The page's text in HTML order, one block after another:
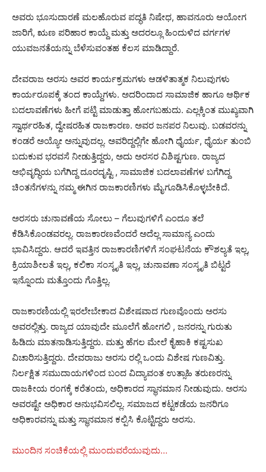
ಅವರು ಭೂಸುದಾರಣೆ ಮಲಹೊರುವ ಪದ್ಧತಿ ನಿಷೇಧ, ಹಾವನೂರು ಆಯೋಗ
ಜಾರಿಗೆ, ಋಣ ಪರಿಹಾರ ಕಾಯ್ದೆ ಮತ್ತು ಅದರಲ್ಲೂ ಹಿಂದುಳಿದ ವರ್ಗಗಳ
ಯುವಜನತೆಯನ್ನು ಬೆಳೆಸುವಂತಹ ಕೆಲಸ ಮಾಡಿದ್ದಾರೆ.
ದೇವರಾಜ ಅರಸು ಅವರ ಕಾರ್ಯಕ್ರಮಗಳು ಆಡಳಿತಾತ್ಮಕ ನಿಲುವುಗಳು
ಕಾರ್ಯರೂಪಕ್ಕೆ ತಂದ ಕಾಯ್ದೆಗಳು. ಅದರಿಂದಾದ ಸಾಮಾಜಿಕ ಹಾಗೂ ಆರ್ಥಿಕ
ಬದಲಾವಣೆಗಳು ಹೀಗೆ ಪಟ್ಟಿ ಮಾಡುತ್ತಾ ಹೋಗಬಹುದು. ಎಲ್ಲಕ್ಕಿಂತ ಮುಖ್ಯವಾಗಿ
ಸ್ವಾರ್ಥರಹಿತ, ದ್ವೇಷರಹಿತ ರಾಜಕಾರಣ. ಅವರ ಜನಪರ ನಿಲುವು. ಬಡವರನ್ನು
ಕಂಡರೆ ಅಯ್ಯೋ ಅನ್ನುವುದಲ್ಲ. ಅವರಿದ್ದಲ್ಲಿಗೇ ಹೋಗಿ ಧೈರ್ಯ, ಧೈರ್ಯ ತುಂಬಿ
ಬದುಕುವ ಭರವಸೆ ನೀಡುತ್ತಿದ್ದರು, ಅದು ಅರಸರ ವಿಶಿಷ್ಟಗುಣ. ರಾಜ್ಯದ
ಅಭಿವೃದ್ಧಿಯ ಬಗೆಗಿದ್ದ ದೂರದೃಷ್ಟಿ , ಸಾಮಾಜಿಕ ಬದಲಾವಣೆಗಳ ಬಗೆಗಿದ್ದ
ಚಿಂತನೆಗಳನ್ನು ನಮ್ಮ ಈಗಿನ ರಾಜಕಾರಣಿಗಳು ಮೈಗೂಡಿಸಿಕೊಳ್ಳಬೇಕಿದೆ.
ಅರಸರು ಚುನಾವಣೆಯ ಸೋಲು – ಗೆಲುವುಗಳಿಗೆ ಎಂದೂ ತಲೆ
ಕೆಡಿಸಿಕೊಂಡವರಲ್ಲ. ರಾಜಕಾರಣವೆಂದರೆ ಅದೆಲ್ಲ ಸಾಮಾನ್ಯ ಎಂದು
ಭಾವಿಸಿದ್ದರು. ಆದರೆ ಇವತ್ತಿನ ರಾಜಕಾರಣಿಗಳಿಗೆ ಸಂಘಟನೆಯ ಕೌಶಲ್ಯತೆ ಇಲ್ಲ,
ಕ್ರಿಯಾಶೀಲತೆ ಇಲ್ಲ, ಕಲಿಕಾ ಸಂಸ್ಕೃತಿ ಇಲ್ಲ, ಚುನಾವಣಾ ಸಂಸ್ಕೃತಿ ಬಿಟ್ಟರೆ
ಇನ್ನೊಂದು ಮತ್ತೊಂದು ಗೊತ್ತಿಲ್ಲ.
ರಾಜಕಾರಣಿಯಲ್ಲಿ ಇರಲೇಬೇಕಾದ ವಿಶೇಷವಾದ ಗುಣವೊಂದು ಅರಸು
ಅವರಲ್ಲಿತ್ತು. ರಾಜ್ಯದ ಯಾವುದೇ ಮೂಲೆಗೆ ಹೋಗಲಿ , ಜನರನ್ನು ಗುರುತು
ಹಿಡಿದು ಮಾತನಾಡಿಸುತ್ತಿದ್ದರು. ಮತ್ತು ಹೆಗಲ ಮೇಲೆ ಕೈಹಾಕಿ ಕಷ್ಟಸುಖ
ವಿಚಾರಿಸುತ್ತಿದ್ದರು. ದೇವರಾಜು ಅರಸು ರಲ್ಲಿ ಒಂದು ವಿಶೇಷ ಗುಣವಿತ್ತು.
ನಿರ್ಲಕ್ಷಿತ ಸಮುದಾಯಗಳಿಂದ ಬಂದ ವಿದ್ಯಾವಂತ ಉತ್ಸಾಹಿ ತರುಣರನ್ನು
ರಾಜಕೀಯ ರಂಗಕ್ಕೆ ಕರೆತಂದು, ಅಧಿಕಾರದ ಸ್ಥಾನಮಾನ ನೀಡುವುದು. ಅರಸು
ಅವರಷ್ಟೇ ಅಧಿಕಾರ ಅನುಭವಿಸಲಿಲ್ಲ. ಸಮಾಜದ ಕಟ್ಟಕಡೆಯ ಜನರಿಗೂ
ಅಧಿಕಾರವನ್ನು ಮತ್ತು ಸ್ಥಾನಮಾನ ಕಲ್ಪಿಸಿ ಕೊಟ್ಟಿದ್ದರು ಅರಸು.
ಮುಂದಿನ ಸಂಚಿಕೆಯಲ್ಲಿ ಮುಂದುವರೆಯುವುದು…